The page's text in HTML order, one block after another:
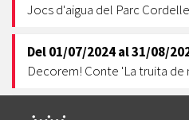
Jocs d'aigua del Parc
Del01/07/2024al31/08/
Decorem! Conte 'La truita de